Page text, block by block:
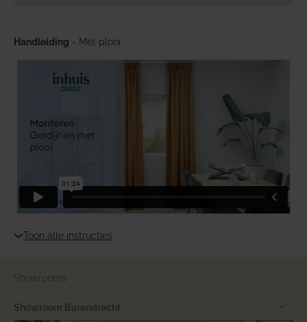
Handleiding - Met plooi
Toon alle instructies
Showrooms
Showroom Barendrecht